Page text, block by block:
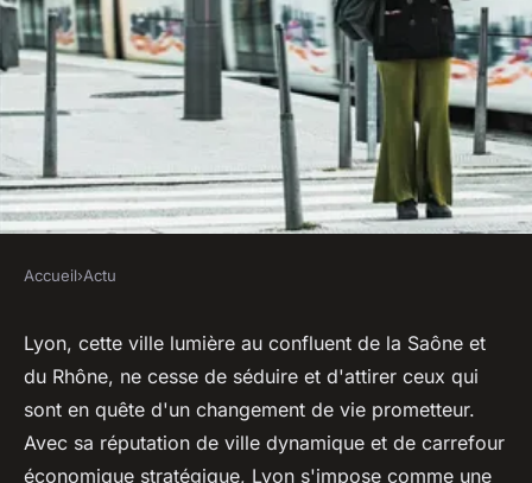
Déménagement à Lyon : de
nombreux avantages pour
vous
Accueil›Actu
Lyon, cette ville lumière au confluent de la Saône et
du Rhône, ne cesse de séduire et d'attirer ceux qui
sont en quête d'un changement de vie prometteur.
Avec sa réputation de ville dynamique et de carrefour
économique stratégique, Lyon s'impose comme une